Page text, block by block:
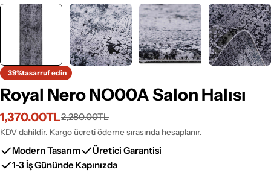
39%tasarruf edin
Royal Nero NO00A Salon Halısı
İndirimli
fiyat
1,370.00TL
Normal
fiyat
2,280.00TL
KDV dahildir. Kargo ücreti ödeme sırasında hesaplanır.
Modern Tasarım
Üretici Garantisi
1-3 İş Gününde Kapınızda